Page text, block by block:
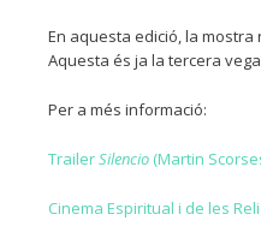
En aquesta edició, la
Aquesta és ja la tercera
Per a més informació:
TrailerSilencio (Martin
Cinema Espiritual i de les